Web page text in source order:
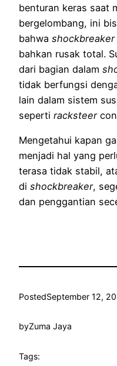
benturan keras saat
bergelombang, ini
bahwa shockbreaker
bahkan rusak total.
dari bagian dalam
tidak berfungsi
lain dalam sistem
seperti racksteer
Mengetahui kapan
menjadi hal yang
terasa tidak stabil,
di shockbreaker,
dan penggantian
PostedSeptember 12,
byZuma Jaya
Tags: